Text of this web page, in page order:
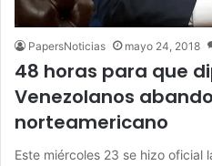
PapersNoticias mayo 24, 2018
48 horas para que
Venezolanos
norteamericano
Este miércoles 23 se hizo oficial